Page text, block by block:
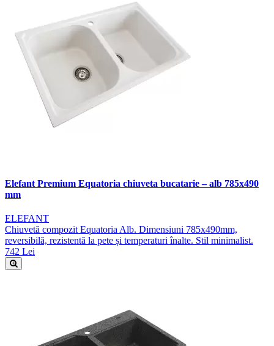
Elefant Premium Equatoria chiuveta bucatarie – alb 785x490
mm
ELEFANT
Chiuvetă compozit Equatoria Alb. Dimensiuni 785x490mm,
reversibilă, rezistentă la pete și temperaturi înalte. Stil minimalist.
742 Lei